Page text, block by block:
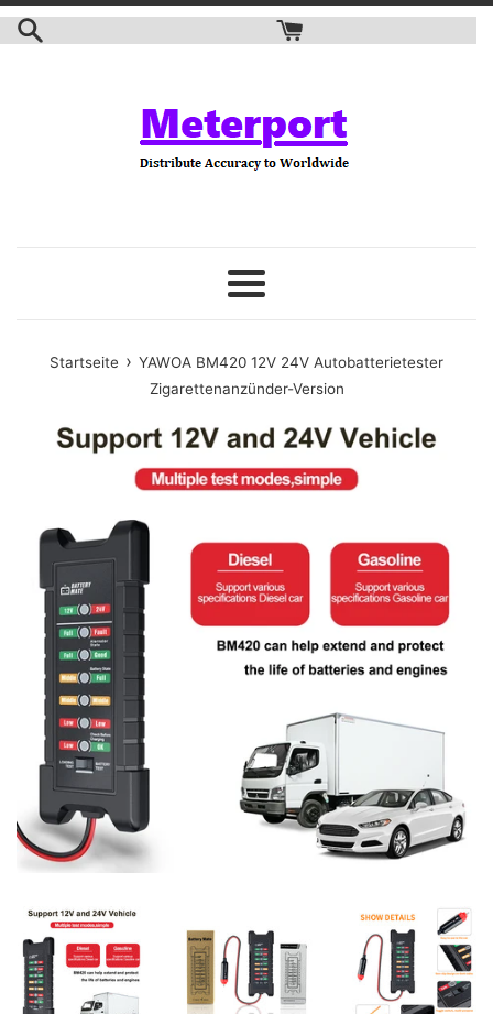
Zum
Inhalt
Speisekarte
Startseite › YAWOA BM420 12V 24V Autobatterietester
Zigarettenanzünder-Version